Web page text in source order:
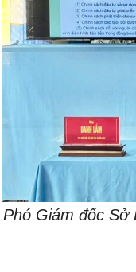
Phó Giám đốc Sở